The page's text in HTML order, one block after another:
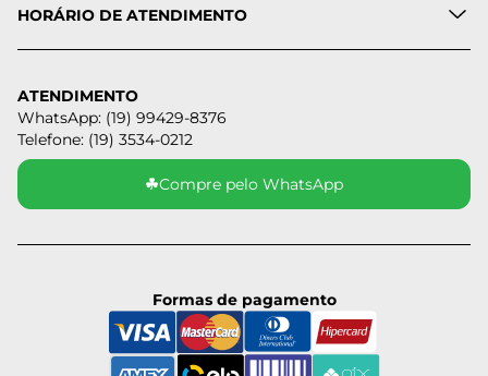
HORÁRIO DE ATENDIMENTO
ATENDIMENTO
WhatsApp: (19) 99429-8376
Telefone: (19) 3534-0212
☘Compre pelo WhatsApp
Formas de pagamento